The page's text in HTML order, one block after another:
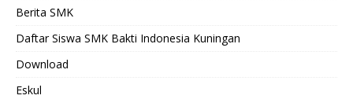
Berita SMK
Daftar Siswa SMK Bakti Indonesia Kuningan
Download
Eskul